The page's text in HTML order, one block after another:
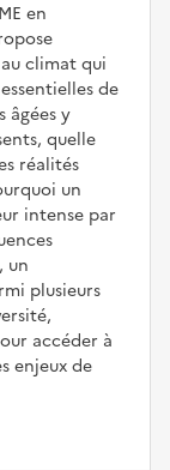
en
climat qui
de
âgées y
quelle
réalités
un
intense par
un
plusieurs
accéder à
enjeux de